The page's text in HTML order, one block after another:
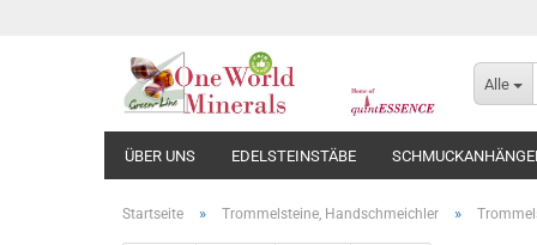
Alle
ÜBER UNS EDELSTEINSTÄBE
Startseite » Trommelsteine, Handschmeichler »